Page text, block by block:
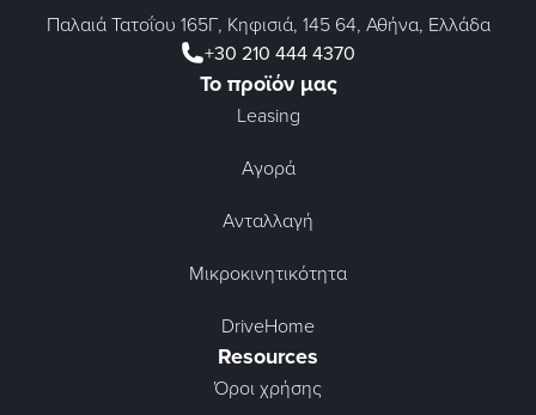
Παλαιά Τατοΐου 165Γ, Κηφισιά, 145 64, Αθήνα, Ελλάδα
+30 210 444 4370
Το προϊόν μας
Leasing
Αγορά
Ανταλλαγή
Μικροκινητικότητα
DriveHome
Resources
Όροι χρήσης